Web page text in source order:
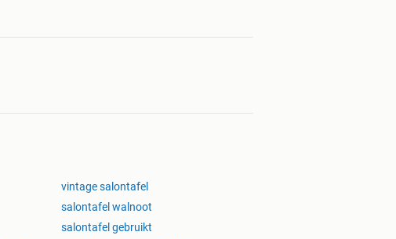
vintage salontafel
salontafel walnoot
salontafel gebruikt